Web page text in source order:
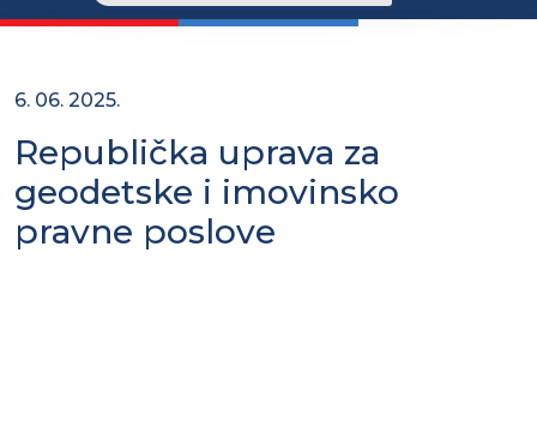
6. 06. 2025.
Republička uprava za
geodetske i imovinsko
pravne poslove